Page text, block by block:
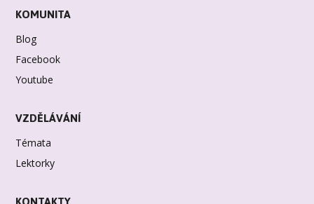
KOMUNITA
Blog
Facebook
Youtube
VZDĚLÁVÁNÍ
Témata
Lektorky